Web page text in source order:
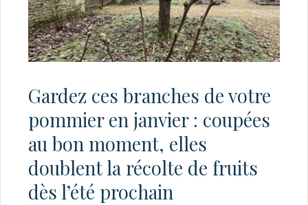
Gardez ces branches de votre
pommier en janvier : coupées
au bon moment, elles
doublent la récolte de fruits
dès l’été prochain